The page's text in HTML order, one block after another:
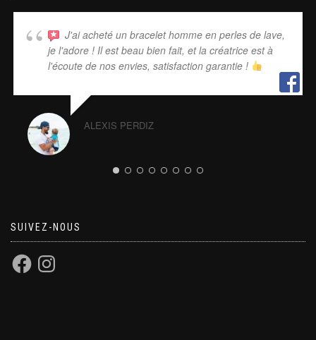
J'ai acheté un bracelet homme en perles de lave,
je l'adore ! Il est beau bien fait, et la créatrice est à
l'écoute de nos envies, satisfaction garantie !
ALEXIS PERDIZ
SUIVEZ-NOUS